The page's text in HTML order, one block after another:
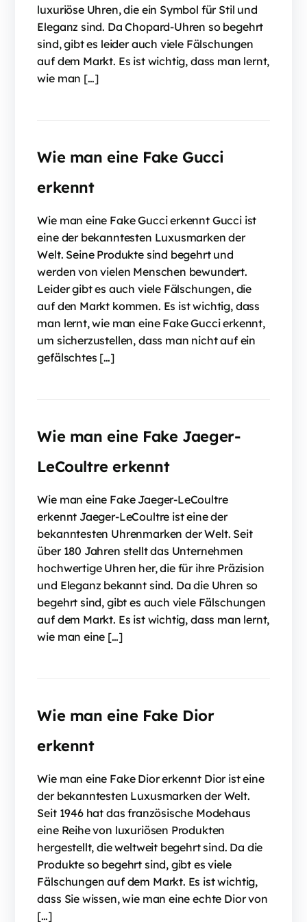
luxuriöse Uhren, die ein Symbol für Stil und
Eleganz sind. Da Chopard-Uhren so begehrt
sind, gibt es leider auch viele Fälschungen
auf dem Markt. Es ist wichtig, dass man lernt,
wie man […]
Wie man eine Fake Gucci
erkennt
Wie man eine Fake Gucci erkennt Gucci ist
eine der bekanntesten Luxusmarken der
Welt. Seine Produkte sind begehrt und
werden von vielen Menschen bewundert.
Leider gibt es auch viele Fälschungen, die
auf den Markt kommen. Es ist wichtig, dass
man lernt, wie man eine Fake Gucci erkennt,
um sicherzustellen, dass man nicht auf ein
gefälschtes […]
Wie man eine Fake Jaeger-
LeCoultre erkennt
Wie man eine Fake Jaeger-LeCoultre
erkennt Jaeger-LeCoultre ist eine der
bekanntesten Uhrenmarken der Welt. Seit
über 180 Jahren stellt das Unternehmen
hochwertige Uhren her, die für ihre Präzision
und Eleganz bekannt sind. Da die Uhren so
begehrt sind, gibt es auch viele Fälschungen
auf dem Markt. Es ist wichtig, dass man lernt,
wie man eine […]
Wie man eine Fake Dior
erkennt
Wie man eine Fake Dior erkennt Dior ist eine
der bekanntesten Luxusmarken der Welt.
Seit 1946 hat das französische Modehaus
eine Reihe von luxuriösen Produkten
hergestellt, die weltweit begehrt sind. Da die
Produkte so begehrt sind, gibt es viele
Fälschungen auf dem Markt. Es ist wichtig,
dass Sie wissen, wie man eine echte Dior von
[…]